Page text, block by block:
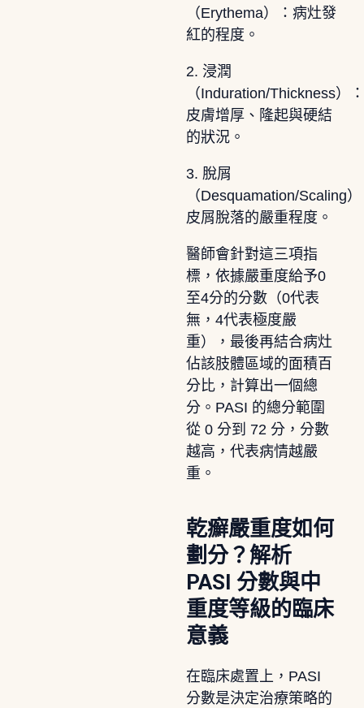
（Erythema）：病灶發
紅的程度。
2. 浸潤
（Induration/Thickness）：
皮膚增厚、隆起與硬結
的狀況。
3. 脫屑
（Desquamation/Scaling
皮屑脫落的嚴重程度。
醫師會針對這三項指
標，依據嚴重度給予0
至4分的分數（0代表
無，4代表極度嚴
重），最後再結合病灶
佔該肢體區域的面積百
分比，計算出一個總
分。PASI 的總分範圍
從 0 分到 72 分，分數
越高，代表病情越嚴
重。
乾癬嚴重度如何
劃分？解析
PASI 分數與中
重度等級的臨床
意義
在臨床處置上，PASI
分數是決定治療策略的